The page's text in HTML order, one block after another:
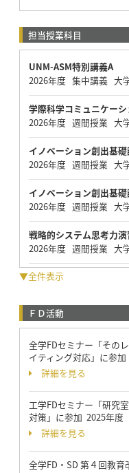
担当授業科目
UNM-ASM特別講義A
2026年度 集中講義 大
学際科学コミュニケー
2026年度 週間授業 大
イノベーション創出基
2026年度 週間授業 大
イノベーション創出基
2026年度 週間授業 大
戦略的システム思考力
2026年度 週間授業 大
▼全件表示
ＦＤ活動
全学FDセミナー「その
イティング対応」に参
詳細を見る
工学FDセミナー「研究
対策」に参加 2025年度
詳細を見る
全学FD・SD 第４回教